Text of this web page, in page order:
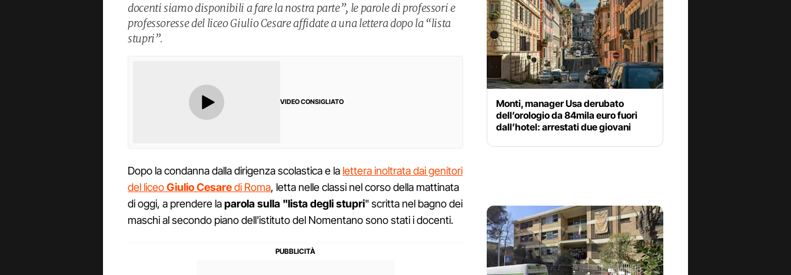
docenti siamo disponibili a fare la nostra parte”, le parole di professori e
professoresse del liceo Giulio Cesare affidate a una lettera dopo la “lista
stupri”.
VIDEO CONSIGLIATO
Dopo la condanna dalla dirigenza scolastica e la lettera inoltrata dai genitori
del liceoGiulio Cesaredi Roma, letta nelle classi nel corso della mattinata
di oggi, a prendere laparola sulla "lista degli stupri" scritta nel bagno dei
maschi al secondo piano dell'istituto del Nomentano sono stati i docenti.
Monti, manager Usa derubato
dell’orologio da 84mila euro fuori
dall’hotel: arrestati due giovani